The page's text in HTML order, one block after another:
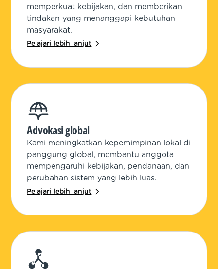
memperkuat kebijakan, dan memberikan
tindakan yang menanggapi kebutuhan
masyarakat.
Pelajari lebih lanjut
Advokasi global
Kami meningkatkan kepemimpinan lokal di
panggung global, membantu anggota
mempengaruhi kebijakan, pendanaan, dan
perubahan sistem yang lebih luas.
Pelajari lebih lanjut